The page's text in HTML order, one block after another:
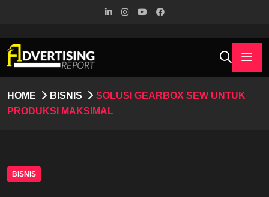
HOME BISNIS
SOLUSI GEARBOX SEW UNTUK
PRODUKSI MAKSIMAL
BISNIS